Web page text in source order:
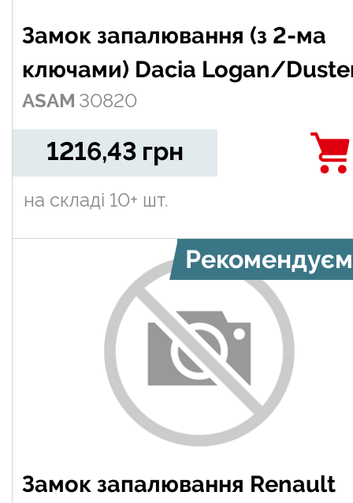
Замок запалювання (з 2-ма
ключами) Dacia Logan/
ASAM 30820
1216,43 грн
на складі 10+ шт.
Замок запалювання Renault